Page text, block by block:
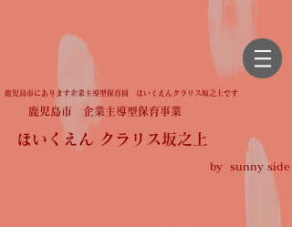
鹿児島市にあります企業主導型保育園 ほいくえんクラリス坂之上です
鹿児島市 企業主導型保育事業
ほいくえん クラリス坂之上
by sunny side